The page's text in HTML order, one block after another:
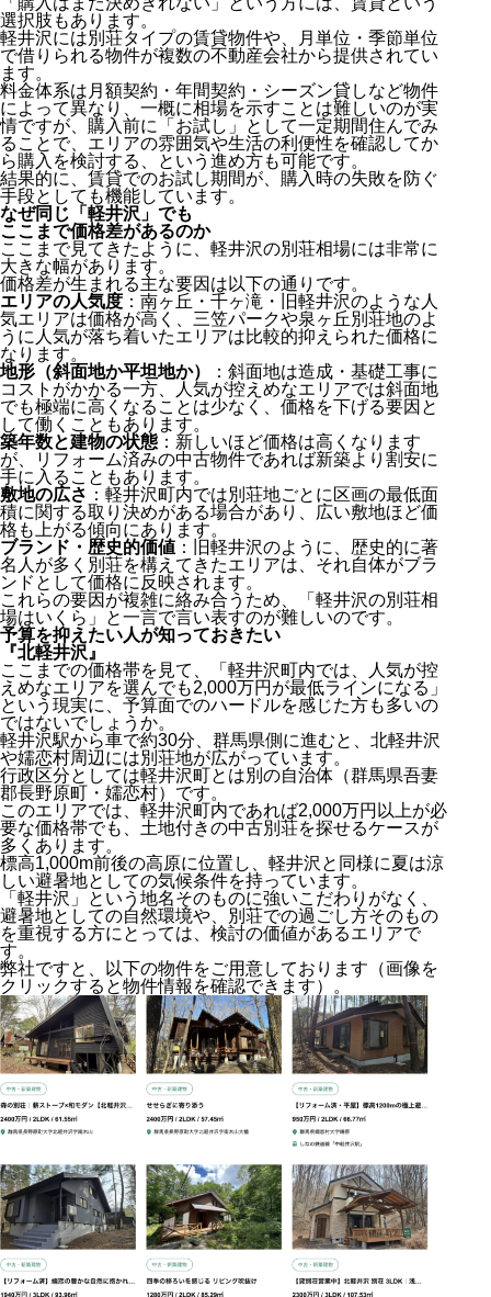
選択肢もあります。
軽井沢には別荘タイプの賃貸物件や、月単位・季節単位
で借りられる物件が複数の不動産会社から提供されてい
ます。
料金体系は月額契約・年間契約・シーズン貸しなど物件
によって異なり、一概に相場を示すことは難しいのが実
情ですが、購入前に「お試し」として一定期間住んでみ
ることで、エリアの雰囲気や生活の利便性を確認してか
ら購入を検討する、という進め方も可能です。
結果的に、賃貸でのお試し期間が、購入時の失敗を防ぐ
手段としても機能しています。
なぜ同じ「軽井沢」でも
ここまで価格差があるのか
ここまで見てきたように、軽井沢の別荘相場には非常に
大きな幅があります。
価格差が生まれる主な要因は以下の通りです。
エリアの人気度 ：南ヶ丘・千ヶ滝・旧軽井沢のような人
気エリアは価格が高く、三笠パークや泉ヶ丘別荘地のよ
うに人気が落ち着いたエリアは比較的抑えられた価格に
なります。
地形（斜面地か平坦地か）
：斜面地は造成・基礎工事に
コストがかかる一方、人気が控えめなエリアでは斜面地
でも極端に高くなることは少なく、価格を下げる要因と
して働くこともあります。
築年数と建物の状態 ：新しいほど価格は高くなります
が、リフォーム済みの中古物件であれば新築より割安に
手に入ることもあります。
敷地の広さ ：軽井沢町内では別荘地ごとに区画の最低面
積に関する取り決めがある場合があり、広い敷地ほど価
格も上がる傾向にあります。
ブランド・歴史的価値 ：旧軽井沢のように、歴史的に著
名人が多く別荘を構えてきたエリアは、それ自体がブラ
ンドとして価格に反映されます。
これらの要因が複雑に絡み合うため、「軽井沢の別荘相
場はいくら」と一言で言い表すのが難しいのです。
予算を抑えたい人が知っておきたい
『北軽井沢』
ここまでの価格帯を見て、「軽井沢町内では、人気が控
えめなエリアを選んでも2,000万円が最低ラインになる」
という現実に、予算面でのハードルを感じた方も多いの
ではないでしょうか。
軽井沢駅から車で約30分、群馬県側に進むと、北軽井沢
や嬬恋村周辺には別荘地が広がっています。
行政区分としては軽井沢町とは別の自治体（群馬県吾妻
郡長野原町・嬬恋村）です。
このエリアでは、軽井沢町内であれば2,000万円以上が必
要な価格帯でも、土地付きの中古別荘を探せるケースが
多くあります。
標高1,000m前後の高原に位置し、軽井沢と同様に夏は涼
しい避暑地としての気候条件を持っています。
「軽井沢」という地名そのものに強いこだわりがなく、
避暑地としての自然環境や、別荘での過ごし方そのもの
を重視する方にとっては、検討の価値があるエリアで
す。
弊社ですと、以下の物件をご用意しております（画像を
クリックすると物件情報を確認できます）。
軽井沢の別荘相場 まず全体感をつかむ
価格帯別に見る軽井沢の中古別荘
軽井沢のリゾートマンション という選択肢
賃貸という選択肢もアリ
なぜ同じ「軽井沢」でも ここまで価格差があるのか
予算を抑えたい人が知っておきたい 『北軽井沢』
まとめ